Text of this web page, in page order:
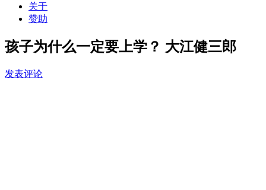
关于
赞助
孩子为什么一定要上学？ 大江健三郎
发表评论